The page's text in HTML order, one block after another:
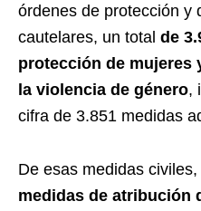
órdenes de protección y
cautelares, un total de
protección de mujeres
la violencia de género,
cifra de 3.851 medidas
De esas medidas civiles,
medidas de atribución